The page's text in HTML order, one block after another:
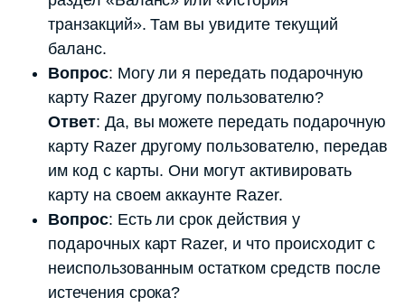
транзакций». Там вы увидите текущий
баланс.
Вопрос: Могу ли я передать подарочную
карту Razer другому пользователю?
Ответ: Да, вы можете передать подарочную
карту Razer другому пользователю, передав
им код с карты. Они могут активировать
карту на своем аккаунте Razer.
Вопрос: Есть ли срок действия у
подарочных карт Razer, и что происходит с
неиспользованным остатком средств после
истечения срока?